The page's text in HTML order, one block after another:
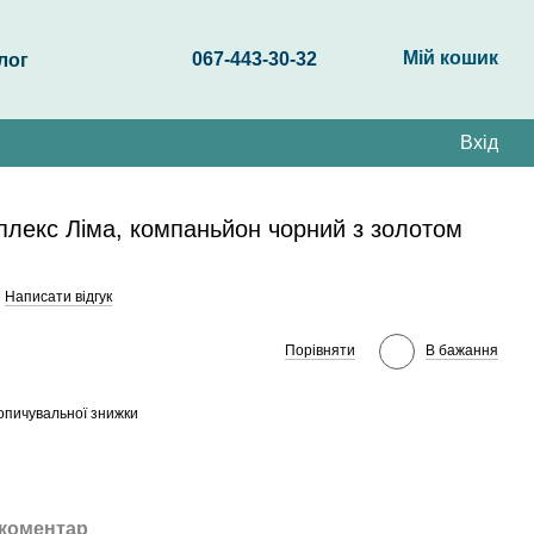
067-443-30-32 Мій кошик
Вхід
Ліма, компаньйон чорний з золотом
Написати відгук
Порівняти В бажання
знижки